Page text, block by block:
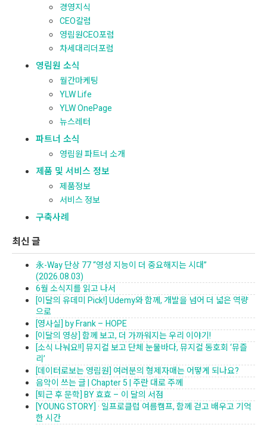
경영지식
CEO칼럼
영림원CEO포럼
차세대리더포럼
영림원 소식
월간마케팅
YLW Life
YLW OnePage
뉴스레터
파트너 소식
영림원 파트너 소개
제품 및 서비스 정보
제품정보
서비스 정보
구축사례
최신 글
永-Way 단상 77 “영성 지능이 더 중요해지는 시대”
(2026.08.03)
6월 소식지를 읽고 나서
[이달의 유데미 Pick!] Udemy와 함께, 개발을 넘어 더 넓은 역량
으로
[영사실] by Frank – HOPE
[이달의 영상] 함께 보고, 더 가까워지는 우리 이야기!
[소식 나눠요!!] 뮤지컬 보고 단체 눈물바다, 뮤지컬 동호회 ‘뮤즐
리’
[데이터로보는 영림원] 여러분의 형제자매는 어떻게 되나요?
음악이 쓰는 글 | Chapter 5 | 주란 대로 주께
[퇴근 후 문학] BY 효효 – 이 달의 서점
[YOUNG STORY] · 일프로클럽 여름캠프, 함께 걷고 배우고 기억
한 시간